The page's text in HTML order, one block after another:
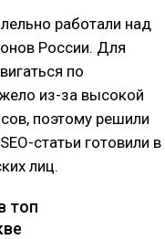
работали над
России. Для
по
из-за высокой
поэтому решили
статьи готовили в
лиц.
топ